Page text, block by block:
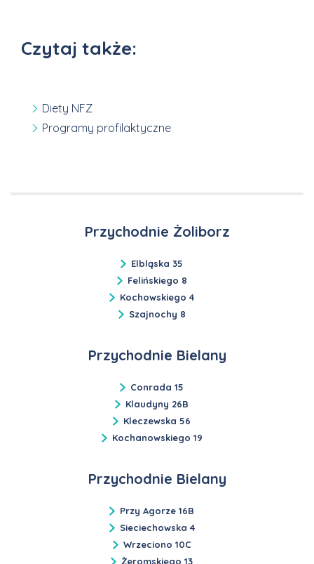
Czytaj także:
Diety NFZ
Programy profilaktyczne
Przychodnie Żoliborz
Elbląska 35
Felińskiego 8
Kochowskiego 4
Szajnochy 8
Przychodnie Bielany
Conrada 15
Klaudyny 26B
Kleczewska 56
Kochanowskiego 19
Przychodnie Bielany
Przy Agorze 16B
Sieciechowska 4
Wrzeciono 10C
Żeromskiego 13